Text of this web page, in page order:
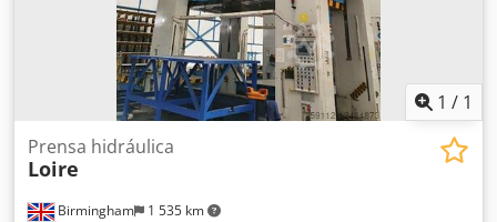
1 / 1
Birmingham 1 535 km
Prensa hidráulica
Loire